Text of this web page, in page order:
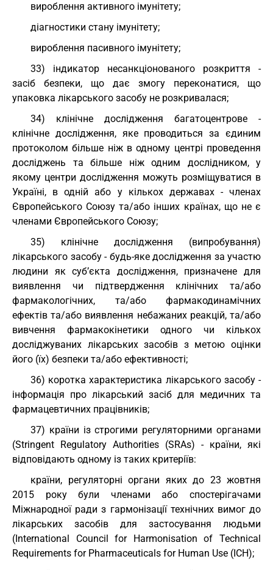
вироблення активного імунітету;
діагностики стану імунітету;
вироблення пасивного імунітету;
33) індикатор несанкціонованого розкриття -
засіб безпеки, що дає змогу переконатися, що
упаковка лікарського засобу не розкривалася;
34) клінічне дослідження багатоцентрове -
клінічне дослідження, яке проводиться за єдиним
протоколом більше ніж в одному центрі проведення
досліджень та більше ніж одним дослідником, у
якому центри дослідження можуть розміщуватися в
Україні, в одній або у кількох державах - членах
Європейського Союзу та/або інших країнах, що не є
членами Європейського Союзу;
35) клінічне дослідження (випробування)
лікарського засобу - будь-яке дослідження за участю
людини як суб’єкта дослідження, призначене для
виявлення чи підтвердження клінічних та/або
фармакологічних, та/або фармакодинамічних
ефектів та/або виявлення небажаних реакцій, та/або
вивчення фармакокінетики одного чи кількох
досліджуваних лікарських засобів з метою оцінки
його (їх) безпеки та/або ефективності;
36) коротка характеристика лікарського засобу -
інформація про лікарський засіб для медичних та
фармацевтичних працівників;
37) країни із строгими регуляторними органами
(Stringent Regulatory Authorities (SRAs) - країни, які
відповідають одному із таких критеріїв:
країни, регуляторні органи яких до 23 жовтня
2015 року були членами або спостерігачами
Міжнародної ради з гармонізації технічних вимог до
лікарських засобів для застосування людьми
(International Council for Harmonisation of Technical
Requirements for Pharmaceuticals for Human Use (ICH);